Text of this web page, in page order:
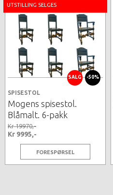
UTSTILLING SELGES
SALG -50%
SPISESTOL
Mogens spisestol.
Blåmalt. 6-pakk
Kr 19970,-
Kr 9995,-
FORESPØRSEL